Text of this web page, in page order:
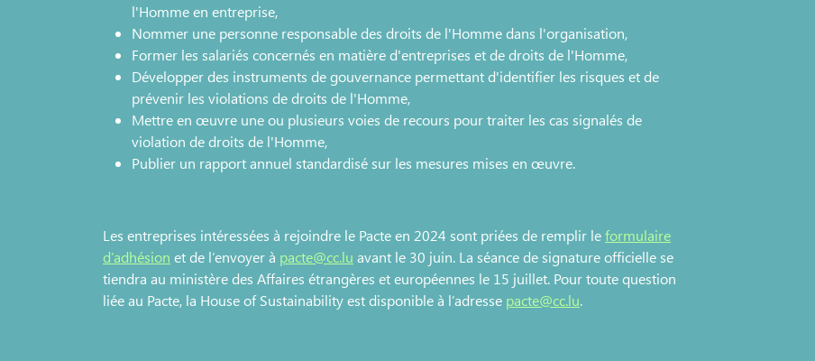
l'Homme en entreprise,
Nommer une personne responsable des droits de l'Homme dans l'organisation,
Former les salariés concernés en matière d'entreprises et de droits de l'Homme,
Développer des instruments de gouvernance permettant d'identifier les risques et de
prévenir les violations de droits de l'Homme,
Mettre en œuvre une ou plusieurs voies de recours pour traiter les cas signalés de
violation de droits de l'Homme,
Publier un rapport annuel standardisé sur les mesures mises en œuvre.
Les entreprises intéressées à rejoindre le Pacte en 2024 sont priées de remplir leformulaire
d’adhésion et de l’envoyer à pacte@cc.lu avant le 30 juin. La séance de signature officielle se
tiendra au ministère des Affaires étrangères et européennes le 15 juillet. Pour toute question
liée au Pacte, la House of Sustainability est disponible à l’adresse pacte@cc.lu.